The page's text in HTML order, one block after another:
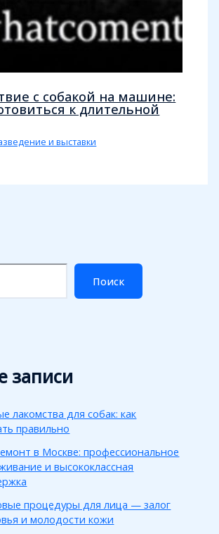
с собакой на машине:
к длительной
и выставки
Поиск
записи
лакомства для собак: как
правильно
в Москве: профессиональное
и высококлассная
процедуры для лица — залог
и молодости кожи